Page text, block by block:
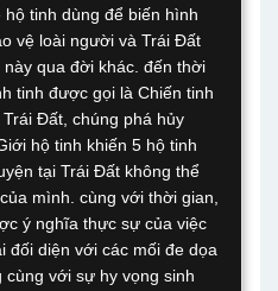
tinh dùng để biến hình
vệ loài người và Trái Đất
qua đời khác. đến thời
tinh được gọi là Chiến tinh
Đất, chúng phá hủy
hộ tinh khiến 5 hộ tinh
tại Trái Đất không thể
mình. cùng với thời gian,
ý nghĩa thực sự của việc
đối diện với các mối đe dọa
cùng với sự hy vọng sinh